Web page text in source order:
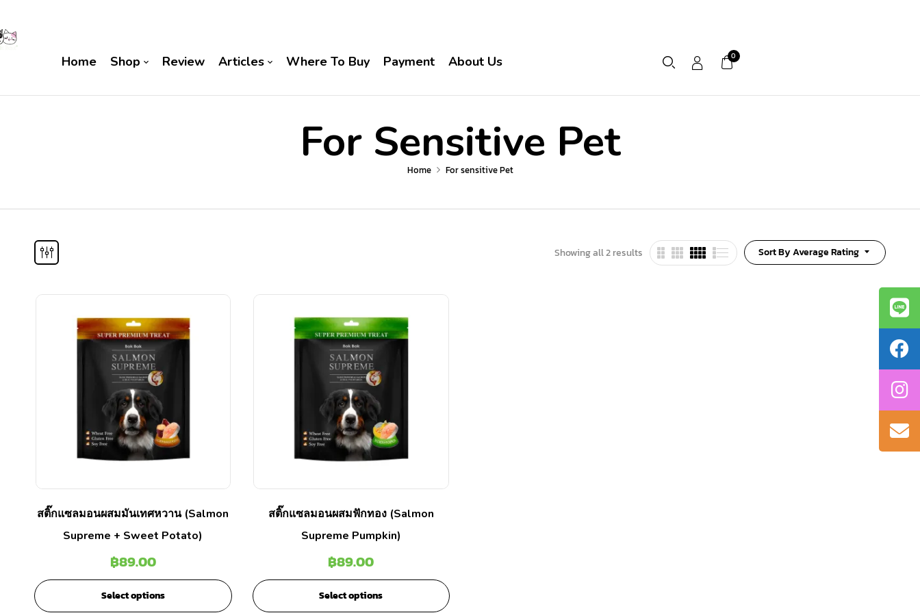
Home Shop Review Articles Where To Buy Payment About Us 0
For Sensitive Pet
Home For sensitive Pet
Sort By Average Rating
Showing all 2 results
สติ๊กแซลมอนผสมมันเทศหวาน (Salmon
Supreme + Sweet Potato)
฿89.00
Select options
สติ๊กแซลมอนผสมฟักทอง (Salmon
Supreme Pumpkin)
฿89.00
Select options